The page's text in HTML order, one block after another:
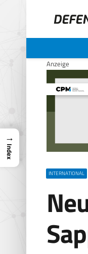
Anzeige
INTERNATIONAL
→
Index